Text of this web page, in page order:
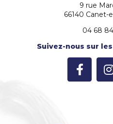
9 rue
66140 Canet-
04 68
Suivez-nous sur